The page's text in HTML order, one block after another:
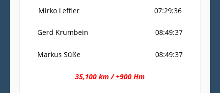
Mirko Leffler 07:29:36
Gerd Krumbein 08:49:37
Markus Süße 08:49:37
35,100 km / +900 Hm